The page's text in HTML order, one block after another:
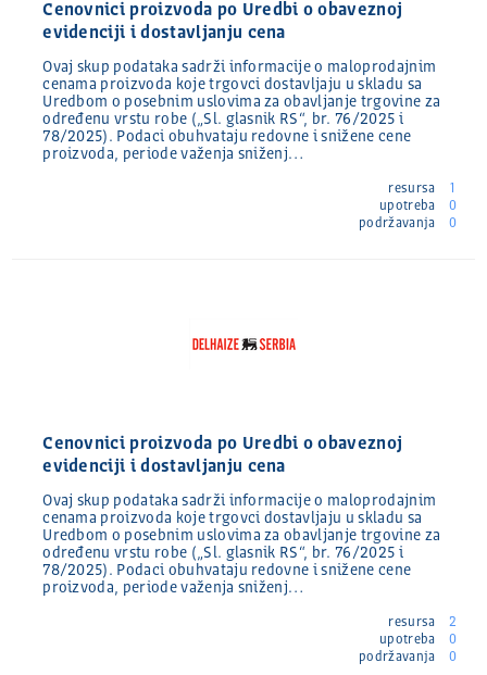
Cenovnici proizvoda po Uredbi o obaveznoj
evidenciji i dostavljanju cena
Ovaj skup podataka sadrži informacije o maloprodajnim
cenama proizvoda koje trgovci dostavljaju u skladu sa
Uredbom o posebnim uslovima za obavljanje trgovine za
određenu vrstu robe („Sl. glasnik RS“, br. 76/2025 i
78/2025). Podaci obuhvataju redovne i snižene cene
proizvoda, periode važenja sniženj…
resursa
1
upotreba
0
podržavanja
0
Cenovnici proizvoda po Uredbi o obaveznoj
evidenciji i dostavljanju cena
Ovaj skup podataka sadrži informacije o maloprodajnim
cenama proizvoda koje trgovci dostavljaju u skladu sa
Uredbom o posebnim uslovima za obavljanje trgovine za
određenu vrstu robe („Sl. glasnik RS“, br. 76/2025 i
78/2025). Podaci obuhvataju redovne i snižene cene
proizvoda, periode važenja sniženj…
resursa
2
upotreba
0
podržavanja
0